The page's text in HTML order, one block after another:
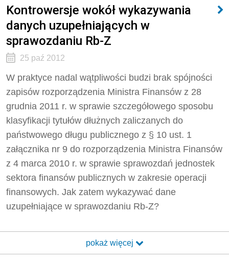
Kontrowersje wokół wykazywania
danych uzupełniających w
sprawozdaniu Rb-Z
25 paź 2012
W praktyce nadal wątpliwości budzi brak spójności
zapisów rozporządzenia Ministra Finansów z 28
grudnia 2011 r. w sprawie szczegółowego sposobu
klasyfikacji tytułów dłużnych zaliczanych do
państwowego długu publicznego z § 10 ust. 1
załącznika nr 9 do rozporządzenia Ministra Finansów
z 4 marca 2010 r. w sprawie sprawozdań jednostek
sektora finansów publicznych w zakresie operacji
finansowych. Jak zatem wykazywać dane
uzupełniające w sprawozdaniu Rb-Z?
pokaż więcej